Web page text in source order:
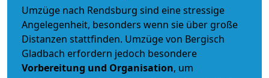
Umzüge nach Rendsburg sind eine stressige
Angelegenheit, besonders wenn sie über große
Distanzen stattfinden. Umzüge von Bergisch
Gladbach erfordern jedoch besondere
Vorbereitung und Organisation, um